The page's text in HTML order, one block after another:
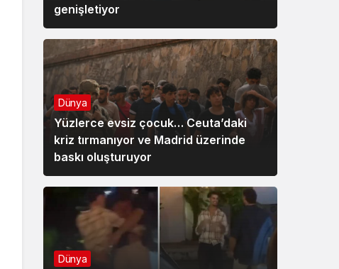
genişletiyor
Dünya
Yüzlerce evsiz çocuk… Ceuta’daki
kriz tırmanıyor ve Madrid üzerinde
baskı oluşturuyor
Dünya